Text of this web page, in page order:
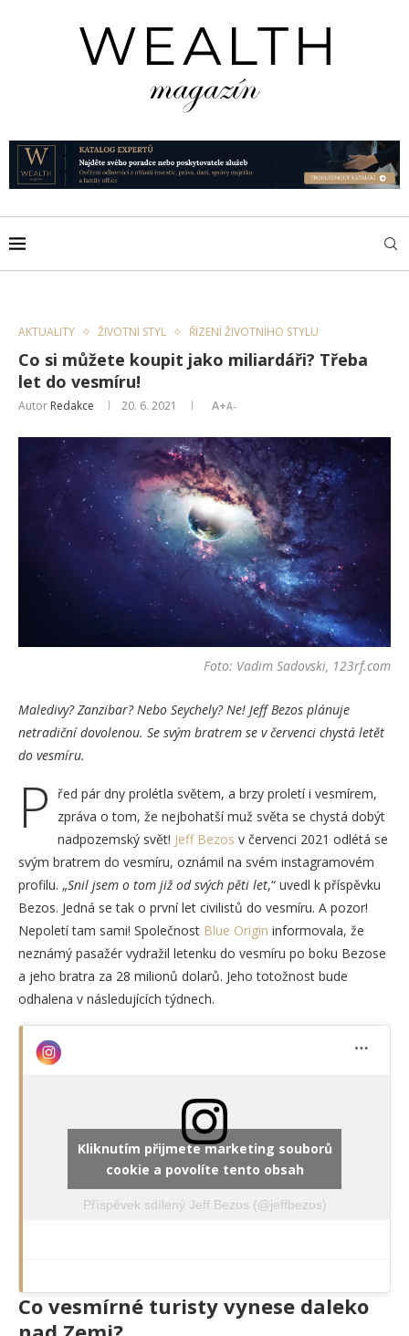
AKTUALITY ŽIVOTNÍ STYL ŘÍZENÍ ŽIVOTNÍHO STYLU
Co si můžete koupit jako miliardáři? Třeba
let do vesmíru!
Autor Redakce 20. 6. 2021 A+A-
Foto: Vadim Sadovski, 123rf.com
Maledivy? Zanzibar? Nebo Seychely? Ne! Jeff Bezos plánuje
netradiční dovolenou. Se svým bratrem se v červenci chystá letět
do vesmíru.
P
řed pár dny prolétla světem, a brzy proletí i vesmírem,
zpráva o tom, že nejbohatší muž světa se chystá dobýt
nadpozemský svět! Jeff Bezos v červenci 2021 odlétá se
svým bratrem do vesmíru, oznámil na svém instagramovém
profilu. „Snil jsem o tom již od svých pěti let,“ uvedl k příspěvku
Bezos. Jedná se tak o první let civilistů do vesmíru. A pozor!
Nepoletí tam sami! Společnost Blue Origin informovala, že
neznámý pasažér vydražil letenku do vesmíru po boku Bezose
a jeho bratra za 28 milionů dolarů. Jeho totožnost bude
odhalena v následujících týdnech.
Příspěvek sdílený Jeff Bezos (@jeffbezos)
Kliknutím přijmete marketing souborů
cookie a povolíte tento obsah
Co vesmírné turisty vynese daleko